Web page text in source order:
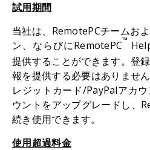
試用期間
当社は、RemotePCチームお
ン、ならびにRemotePC™
提供することができます。登
報を提供する必要はありませ
レジットカード/PayPalアカ
ウントをアップグレードし、
続き使用できます。
使用超過料金